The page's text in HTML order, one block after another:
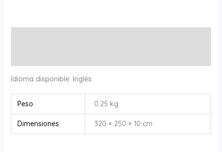
Idioma disponible: Inglés
Peso 0.25 kg
Dimensiones 320 × 250 × 10 cm